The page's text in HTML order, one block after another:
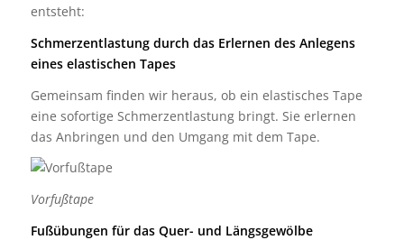
entsteht:
Schmerzentlastung durch das Erlernen des Anlegens
eines elastischen Tapes
Gemeinsam finden wir heraus, ob ein elastisches Tape
eine sofortige Schmerzentlastung bringt. Sie erlernen
das Anbringen und den Umgang mit dem Tape.
Vorfußtape
Fußübungen für das Quer- und Längsgewölbe